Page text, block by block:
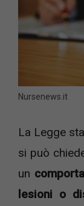
Nursenews.it
La Legge
si può
un
lesioni o